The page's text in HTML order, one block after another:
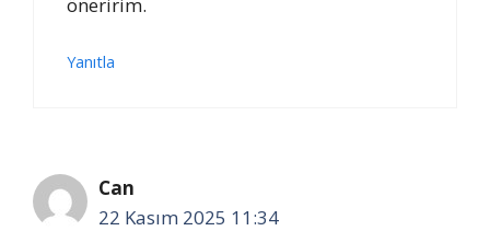
Yanıtla
Can
22 Kasım 2025 11:34